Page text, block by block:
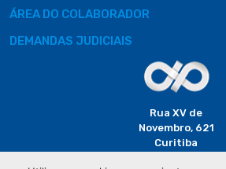
ÁREA DO COLABORADOR
DEMANDAS JUDICIAIS
Rua XV de
Novembro, 621
Curitiba